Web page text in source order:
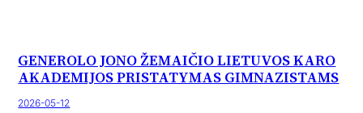
GENEROLO JONO ŽEMAIČIO LIETUVOS KARO
AKADEMIJOS PRISTATYMAS GIMNAZISTAMS
2026-05-12